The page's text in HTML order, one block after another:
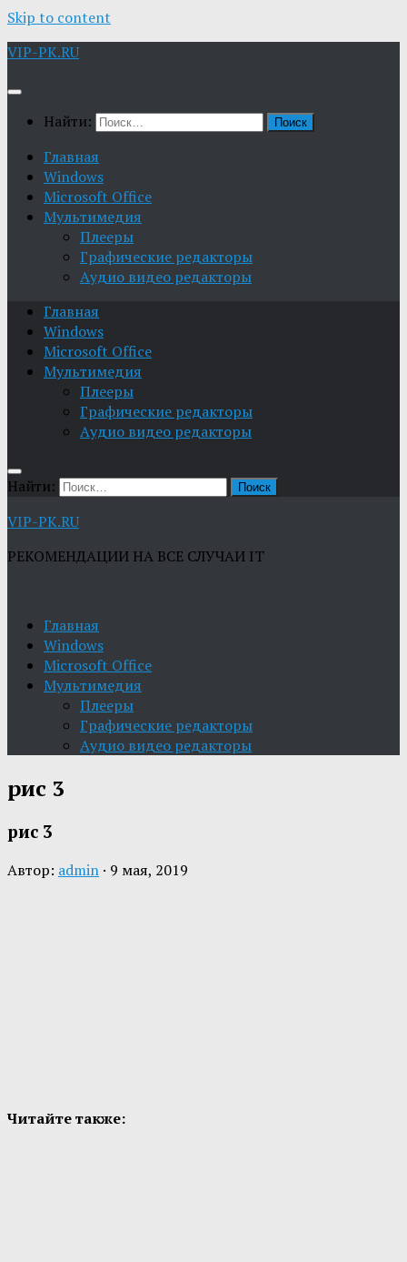
Skip to content
VIP-PK.RU
Найти:
Главная
Windows
Microsoft Office
Мультимедия
Плееры
Графические редакторы
Aудио видео редакторы
Главная
Windows
Microsoft Office
Мультимедия
Плееры
Графические редакторы
Aудио видео редакторы
Найти:
VIP-PK.RU
РЕКОМЕНДАЦИИ НА ВСЕ СЛУЧАИ IT
Главная
Windows
Microsoft Office
Мультимедия
Плееры
Графические редакторы
Aудио видео редакторы
рис 3
рис 3
Автор: admin · 9 мая, 2019
Читайте также: